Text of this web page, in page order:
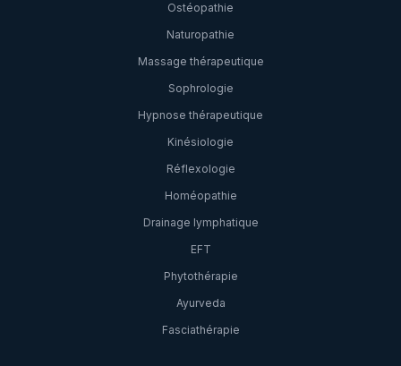
Ostéopathie
Naturopathie
Massage thérapeutique
Sophrologie
Hypnose thérapeutique
Kinésiologie
Réflexologie
Homéopathie
Drainage lymphatique
EFT
Phytothérapie
Ayurveda
Fasciathérapie